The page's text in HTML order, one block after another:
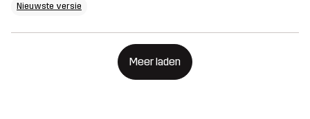
Nieuwste versie
Meer laden